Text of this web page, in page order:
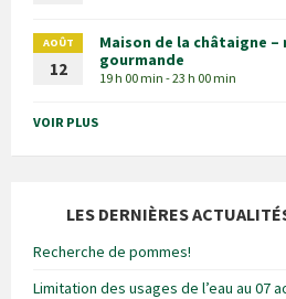
AOÛT
12
Maison de la châtaigne
gourmande
19 h 00 min - 23 h 00 min
VOIR PLUS
LES DERNIÈRES
Recherche de pommes!
Limitation des usages de l’eau au 07